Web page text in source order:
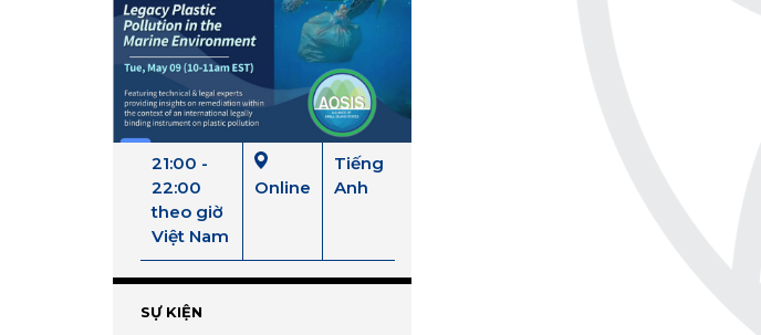
21:00 -
22:00
theo giờ
Việt Nam
Online
Tiếng
Anh
SỰ KIỆN